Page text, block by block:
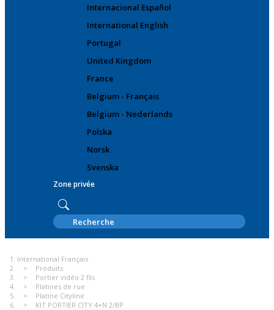
Internacional Español
International English
Portugal
United Kingdom
France
Belgium - Français
Belgium - Nederlands
Polska
Norsk
Svenska
Zone privée
International Français
Produits
Portier vidéo 2 fils
Platines de rue
Platine Cityline
KIT PORTIER CITY 4+N 2/BP